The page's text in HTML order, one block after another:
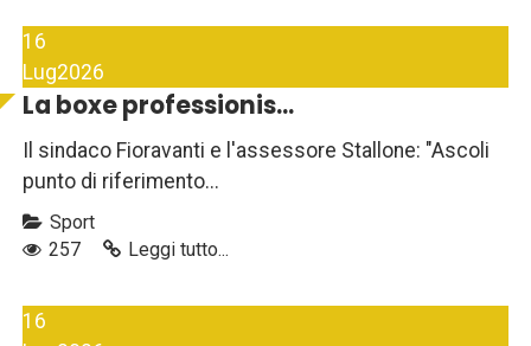
16
Lug2026
La boxe professionis...
Il sindaco Fioravanti e l'assessore Stallone: "Ascoli
punto di riferimento...
Sport
257
Leggi tutto...
16